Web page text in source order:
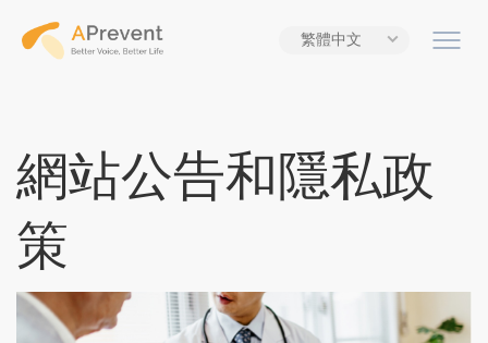
繁體中文
網站公告和隱私政
策